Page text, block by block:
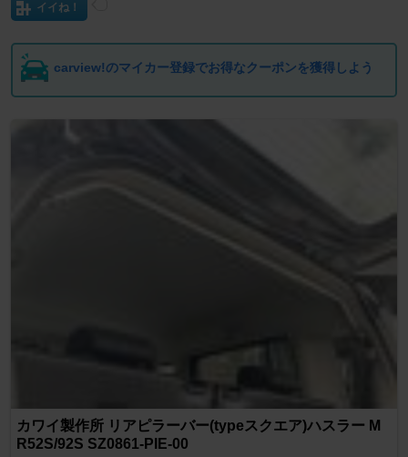
イイね！
carview!のマイカー登録でお得なクーポンを獲得しよう
カワイ製作所 リアピラーバー(typeスクエア)ハスラー M
R52S/92S SZ0861-PIE-00